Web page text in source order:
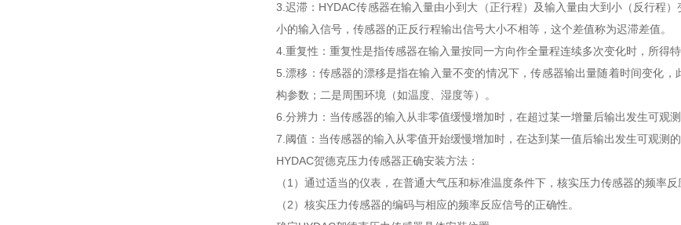
3.迟滞：HYDAC传感器在输入量由小到大（正行程）及输入量由大到小（反行程
小的输入信号，传感器的正反行程输出信号大小不相等，这个差值称为迟滞差值。
4.重复性：重复性是指传感器在输入量按同一方向作全量程连续多次变化时，所得特
5.漂移：传感器的漂移是指在输入量不变的情况下，传感器输出量随着时间变化
构参数；二是周围环境（如温度、湿度等）。
6.分辨力：当传感器的输入从非零值缓慢增加时，在超过某一增量后输出发生可观
7.阈值：当传感器的输入从零值开始缓慢增加时，在达到某一值后输出发生可观测
HYDAC贺德克压力传感器正确安装方法：
（1）通过适当的仪表，在普通大气压和标准温度条件下，核实压力传感器的频率反
（2）核实压力传感器的编码与相应的频率反应信号的正确性。